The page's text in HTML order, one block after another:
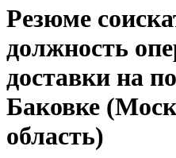
Резюме
должность
доставки на
Баковке
область)